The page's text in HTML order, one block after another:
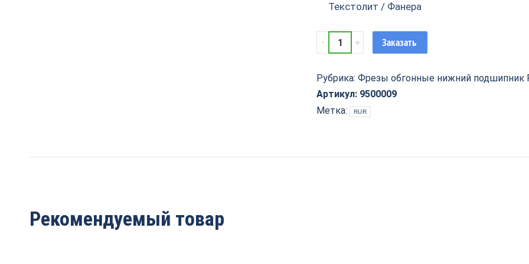
Текстолит / Фанера
Фреза
обгонная
подшипник
D=12,7x38x76.5
S=8
Заказать
Рубрика:Фрезы обгонные нижний подшипник
Артикул: 9500009
Метка:
RUR
Рекомендуемый товар